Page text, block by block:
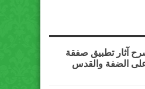
آثار تطبيق صفقة
الضفة والقدس